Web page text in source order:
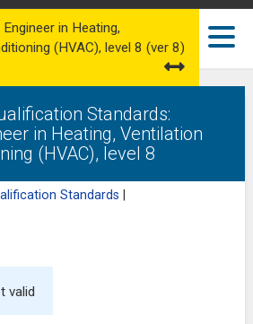
Standards:
in Heating, Ventilation
(HVAC), level 8
Standards
in Heating,
(HVAC), level 8 (ver 8)
valid